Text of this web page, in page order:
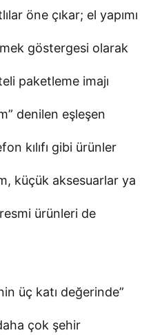
öne çıkar; el yapımı
göstergesi olarak
paketleme imajı
denilen eşleşen
kılıfı gibi ürünler
küçük aksesuarlar ya
ürünleri de
üç katı değerinde”
çok şehir